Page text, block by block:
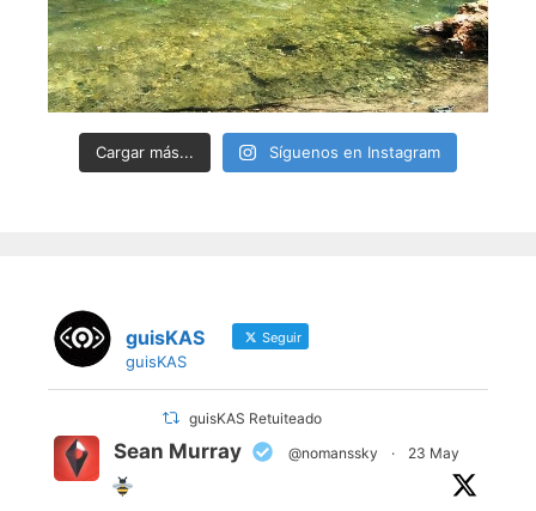
Cargar más... Síguenos en Instagram
guisKAS Seguir
guisKAS
guisKAS Retuiteado
Sean Murray @nomanssky · 23 May